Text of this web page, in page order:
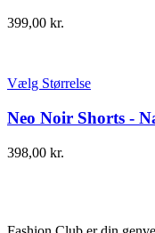
399,00 kr.
Vælg Størrelse
Neo Noir Shorts -
398,00 kr.